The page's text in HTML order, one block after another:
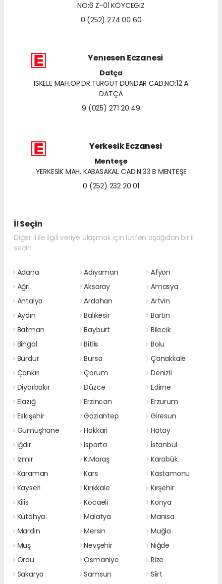
NO:6 Z-01 KÖYCEGIZ
0 (252) 274 00 60
Yenıesen Eczanesi
Datça
ISKELE MAH.OP.DR.TURGUT DÜNDAR CAD.NO:12 A
DATÇA
9 (025) 271 20 49
Yerkesik Eczanesi
Menteşe
YERKESİK MAH. KABASAKAL CAD.N:33 B MENTEŞE
0 (252) 232 20 01
İl Seçin
Diğer il ile ilgili veriye ulaşmak için lütfen aşağıdan bir il
seçin
Adana Adıyaman
Afyon
Ağrı
Aksaray
Amasya
Antalya
Ardahan
Artvin
Aydın
Balıkesir
Bartın
Batman
Bayburt
Bilecik
Bingöl
Bitlis
Bolu
Burdur
Bursa
Çanakkale
Çankırı
Çorum
Denizli
Diyarbakır
Düzce
Edirne
Elazığ
Erzincan
Erzurum
Eskişehir
Gaziantep
Giresun
Gümüşhane
Hakkari
Hatay
Iğdır
Isparta
İstanbul
İzmir
K.Maraş
Karabük
Karaman
Kars
Kastamonu
Kayseri
Kırıkkale
Kırşehir
Kilis
Kocaeli
Konya
Kütahya
Malatya
Manisa
Mardin
Mersin
Muğla
Muş
Nevşehir
Niğde
Ordu
Osmaniye
Rize
Sakarya
Samsun
Siirt